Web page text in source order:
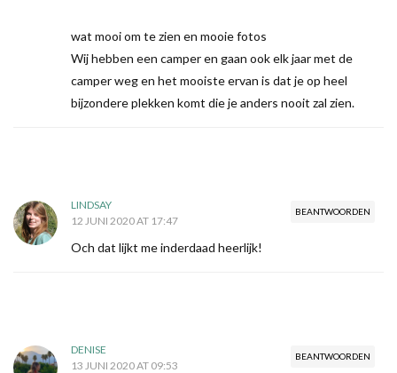
wat mooi om te zien en mooie fotos
Wij hebben een camper en gaan ook elk jaar met de
camper weg en het mooiste ervan is dat je op heel
bijzondere plekken komt die je anders nooit zal zien.
BEANTWOORDEN
LINDSAY
12 JUNI 2020 AT 17:47
Och dat lijkt me inderdaad heerlijk!
BEANTWOORDEN
DENISE
13 JUNI 2020 AT 09:53